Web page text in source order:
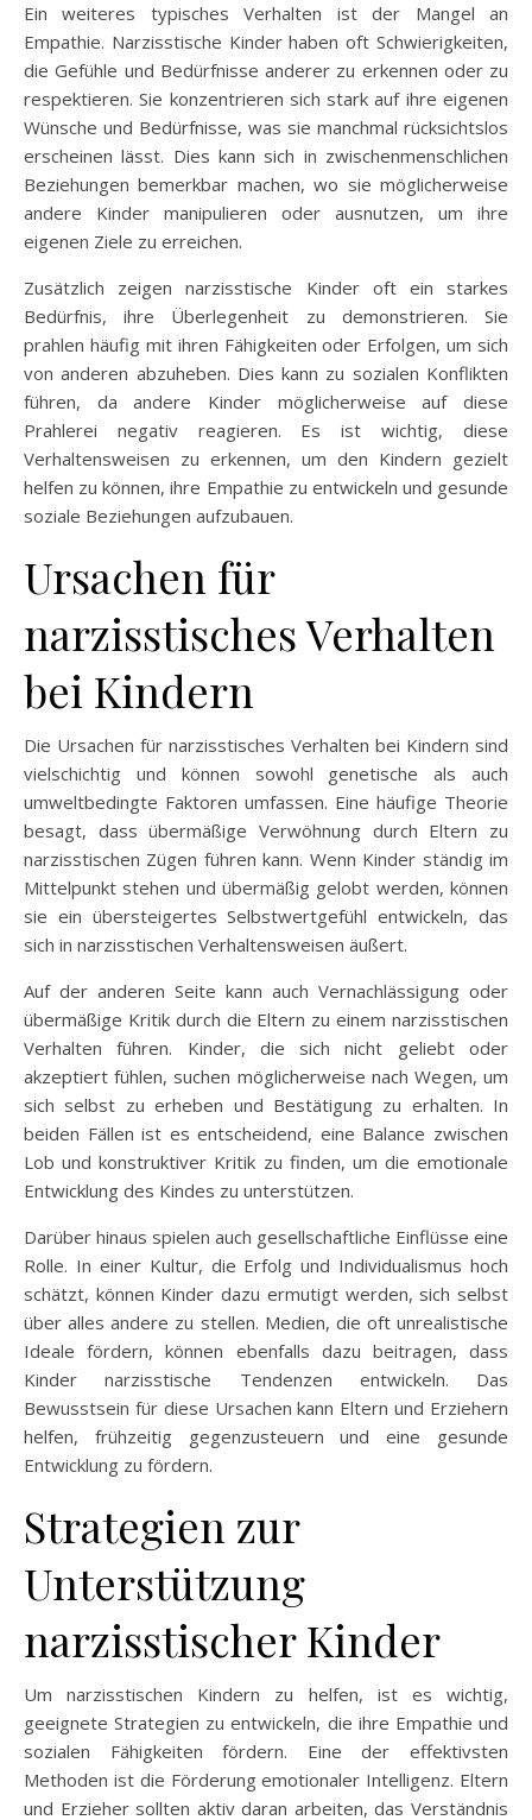
Ein weiteres typisches Verhalten ist der Mangel an
Empathie. Narzisstische Kinder haben oft Schwierigkeiten,
die Gefühle und Bedürfnisse anderer zu erkennen oder zu
respektieren. Sie konzentrieren sich stark auf ihre eigenen
Wünsche und Bedürfnisse, was sie manchmal rücksichtslos
erscheinen lässt. Dies kann sich in zwischenmenschlichen
Beziehungen bemerkbar machen, wo sie möglicherweise
andere Kinder manipulieren oder ausnutzen, um ihre
eigenen Ziele zu erreichen.
Zusätzlich zeigen narzisstische Kinder oft ein starkes
Bedürfnis, ihre Überlegenheit zu demonstrieren. Sie
prahlen häufig mit ihren Fähigkeiten oder Erfolgen, um sich
von anderen abzuheben. Dies kann zu sozialen Konflikten
führen, da andere Kinder möglicherweise auf diese
Prahlerei negativ reagieren. Es ist wichtig, diese
Verhaltensweisen zu erkennen, um den Kindern gezielt
helfen zu können, ihre Empathie zu entwickeln und gesunde
soziale Beziehungen aufzubauen.
Ursachen für
narzisstisches Verhalten
bei Kindern
Die Ursachen für narzisstisches Verhalten bei Kindern sind
vielschichtig und können sowohl genetische als auch
umweltbedingte Faktoren umfassen. Eine häufige Theorie
besagt, dass übermäßige Verwöhnung durch Eltern zu
narzisstischen Zügen führen kann. Wenn Kinder ständig im
Mittelpunkt stehen und übermäßig gelobt werden, können
sie ein übersteigertes Selbstwertgefühl entwickeln, das
sich in narzisstischen Verhaltensweisen äußert.
Auf der anderen Seite kann auch Vernachlässigung oder
übermäßige Kritik durch die Eltern zu einem narzisstischen
Verhalten führen. Kinder, die sich nicht geliebt oder
akzeptiert fühlen, suchen möglicherweise nach Wegen, um
sich selbst zu erheben und Bestätigung zu erhalten. In
beiden Fällen ist es entscheidend, eine Balance zwischen
Lob und konstruktiver Kritik zu finden, um die emotionale
Entwicklung des Kindes zu unterstützen.
Darüber hinaus spielen auch gesellschaftliche Einflüsse eine
Rolle. In einer Kultur, die Erfolg und Individualismus hoch
schätzt, können Kinder dazu ermutigt werden, sich selbst
über alles andere zu stellen. Medien, die oft unrealistische
Ideale fördern, können ebenfalls dazu beitragen, dass
Kinder narzisstische Tendenzen entwickeln. Das
Bewusstsein für diese Ursachen kann Eltern und Erziehern
helfen, frühzeitig gegenzusteuern und eine gesunde
Entwicklung zu fördern.
Strategien zur
Unterstützung
narzisstischer Kinder
Um narzisstischen Kindern zu helfen, ist es wichtig,
geeignete Strategien zu entwickeln, die ihre Empathie und
sozialen Fähigkeiten fördern. Eine der effektivsten
Methoden ist die Förderung emotionaler Intelligenz. Eltern
und Erzieher sollten aktiv daran arbeiten, das Verständnis